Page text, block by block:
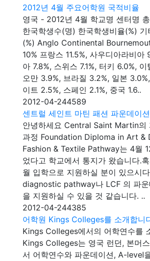
2012년 4월 주요어학원 국적비율
영국 - 2012년 4월 학교명 센터명
한국학생수(명) 한국학생비율(%) 기
(%) Anglo Continental
10% 프랑스 11.5%, 사우디아라비아
아 7.8%, 스위스 7.1%, 터키 6.0%,
오만 3.9%, 브라질 3.2%, 일본
이트 2.5%, 스페인 2.1%, 중국 1.6..
2012-04-244589
센트럴 세인트 마틴 패션 파운데이
안녕하세요 Central Saint Martin의
과정 Foundation Diploma in Art &
Fashion & Textile Pathway는 4월
었다고 학교에서 통지가 왔습니다.
월 입학으로 지원하실 분이 있으시
diagnostic pathway나 LCF 의 파운
을 지원하실 수 있을 것 같습니다. ..
2012-04-244385
어학원 Kings Colleges를 소개합니
Kings Colleges에서의 어학연수를
Kings Colleges는 영국 런던, 본머
서 어학연수와 파운데이션, A-level